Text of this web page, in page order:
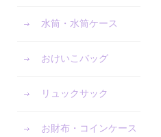
水筒・水筒ケース
おけいこバッグ
リュックサック
お財布・コインケース